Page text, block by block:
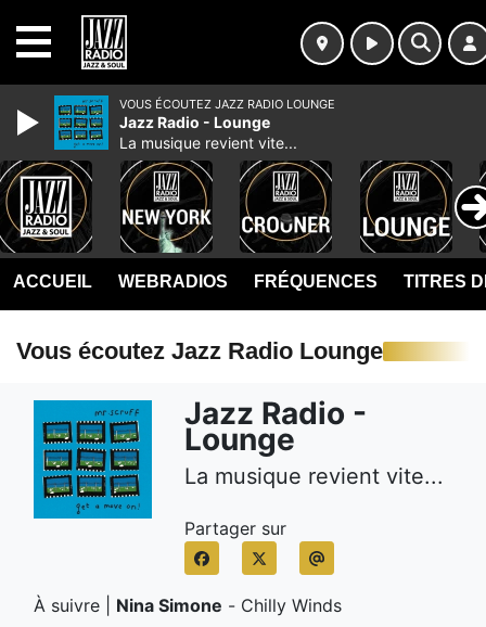
ACCUEIL WEBRADIOS FRÉQUENCES TITRES
Vous écoutez Jazz Radio Lounge
Jazz Radio -
Lounge
La musique revient vite...
Partager sur
À suivre | Nina Simone - Chilly Winds
VOUS ÉCOUTEZ JAZZ RADIO LOUNGE
Jazz Radio - Lounge
La musique revient vite...